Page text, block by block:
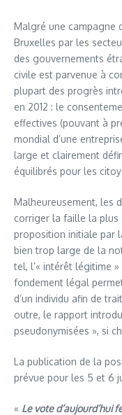
Malgré une campagne
Bruxelles par les
des gouvernements
civile est parvenue à
plupart des progrès
en 2012 : le
effectives (pouvant à
mondial d’une
large et clairement
équilibrés pour les
Malheureusement, les
corriger la faille la plus
proposition initiale par
bien trop large de la
tel, l’« intérêt légitime
fondement légal
d’un individu afin de
outre, le rapport
pseudonymisées », si
La publication de la
prévue pour les 5 et 6
« Le vote d’aujourd’hui